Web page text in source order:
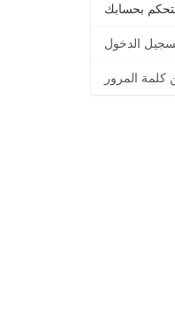
الدخول
كلمة المرور